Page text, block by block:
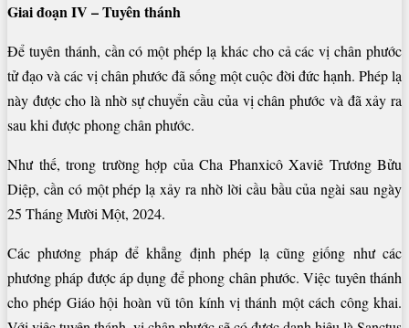
Giai đoạn IV – Tuyên thánh
Để tuyên thánh, cần có một phép lạ khác cho cả các vị chân phước
tử đạo và các vị chân phước đã sống một cuộc đời đức hạnh. Phép lạ
này được cho là nhờ sự chuyển cầu của vị chân phước và đã xảy ra
sau khi được phong chân phước.
Như thế, trong trường hợp của Cha Phanxicô Xaviê Trương Bửu
Diệp, cần có một phép lạ xảy ra nhờ lời cầu bầu của ngài sau ngày
25 Tháng Mười Một, 2024.
Các phương pháp để khẳng định phép lạ cũng giống như các
phương pháp được áp dụng để phong chân phước. Việc tuyên thánh
cho phép Giáo hội hoàn vũ tôn kính vị thánh một cách công khai.